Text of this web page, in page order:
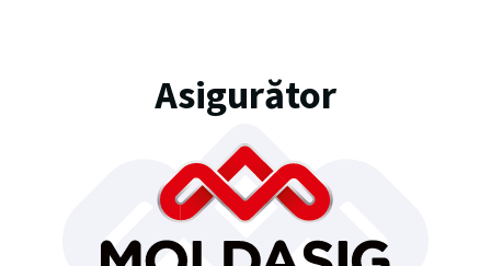
Asigurător